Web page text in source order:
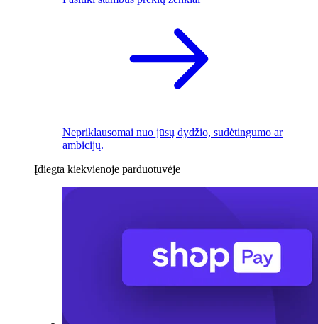
Nepriklausomai nuo jūsų dydžio, sudėtingumo ar
ambicijų.
Įdiegta kiekvienoje parduotuvėje